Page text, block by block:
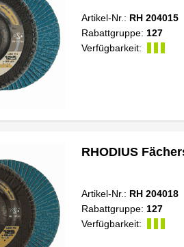
Artikel-Nr.: RH 204015
Rabattgruppe: 127
Verfügbarkeit:
RHODIUS
Artikel-Nr.: RH 204018
Rabattgruppe: 127
Verfügbarkeit: